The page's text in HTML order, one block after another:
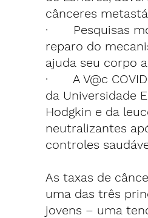
cânceres
·       Pesquisas
reparo do
ajuda seu corpo
·       A V@c
da Universidade
Hodgkin e da
neutralizantes
controles
As taxas de
uma das três
jovens – uma